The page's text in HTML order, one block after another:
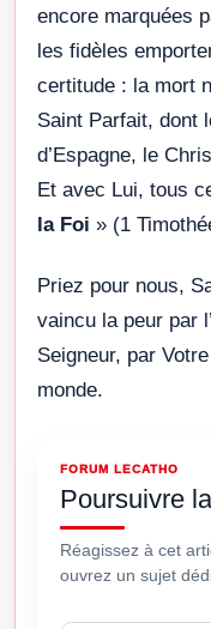
encore marquées
les fidèles
certitude : la mort
Saint Parfait, dont
d’Espagne, le
Et avec Lui, tous
la Foi » (1
Priez pour nous,
vaincu la peur par
Seigneur, par
monde.
FORUM LECATHO
Poursuivre
Réagissez à cet
ouvrez un sujet